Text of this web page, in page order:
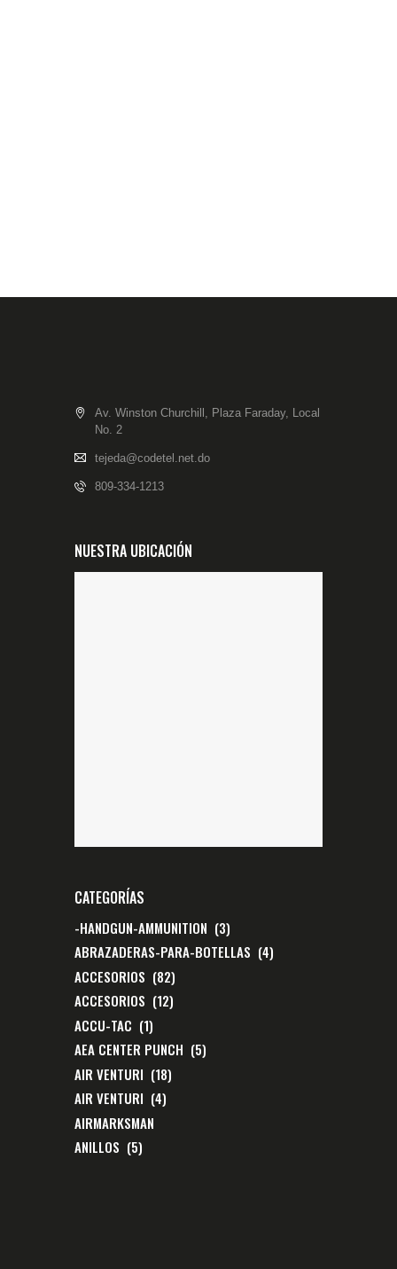
Av. Winston Churchill, Plaza Faraday, Local
No. 2
tejeda@codetel.net.do
809-334-1213
NUESTRA UBICACIÓN
CATEGORÍAS
-HANDGUN-AMMUNITION (3)
ABRAZADERAS-PARA-BOTELLAS (4)
ACCESORIOS (82)
ACCESORIOS (12)
ACCU-TAC (1)
AEA CENTER PUNCH (5)
AIR VENTURI (18)
AIR VENTURI (4)
AIRMARKSMAN
ANILLOS (5)